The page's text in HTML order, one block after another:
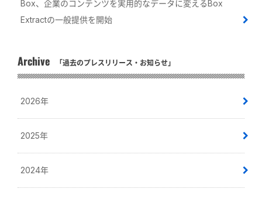
Box、企業のコンテンツを実用的なデータに変えるBox
Extractの一般提供を開始
Archive 「過去のプレスリリース・お知らせ」
2026年
2025年
2024年